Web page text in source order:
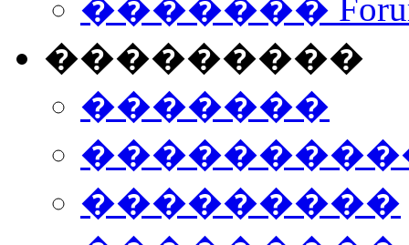
�������
���������
�������
���������